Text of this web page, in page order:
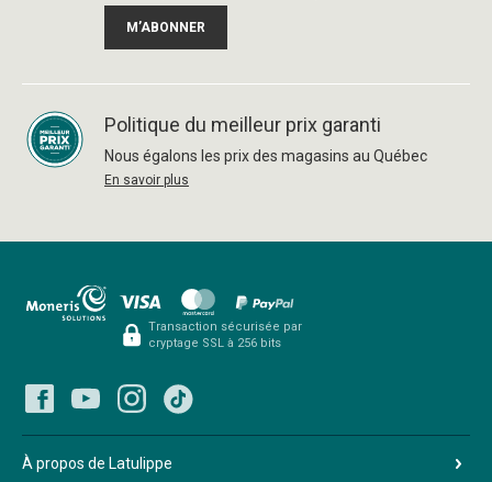
M’ABONNER
Politique du meilleur prix garanti
Nous égalons les prix des magasins au Québec
En savoir plus
Transaction sécurisée par
cryptage SSL à 256 bits
À propos de Latulippe